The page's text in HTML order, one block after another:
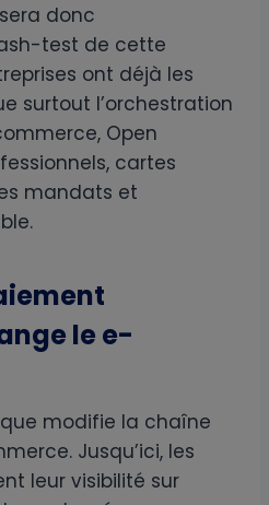
donc
test de cette
ont déjà les
surtout l’orchestration
Open
cartes
mandats et
le e-
modifie la chaîne
Jusqu’ici, les
leur visibilité sur